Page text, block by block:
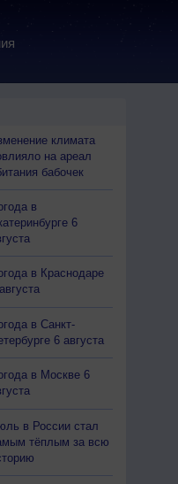
сб 15 сб 16 вс
климата
на ареал
бабочек
в
6
в Краснодаре
в Санкт-
6 августа
в Москве 6
в России стал
тёплым за всю